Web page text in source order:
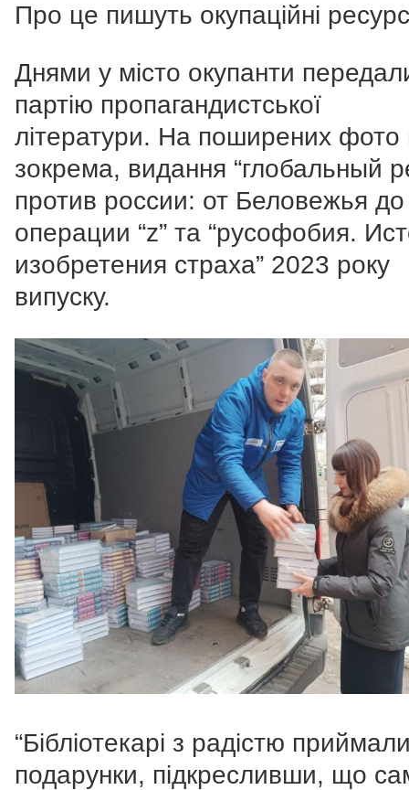
Про це пишуть окупаційні
Днями у місто окупанти
партію пропагандистської
літератури. На поширених фото
зокрема, видання “глобальный
против россии: от Беловежья до
операции “z” та “русофобия.
изобретения страха” 2023 року
випуску.
“Бібліотекарі з радістю
подарунки, підкресливши, що